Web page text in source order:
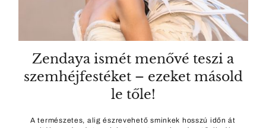
Zendaya ismét menővé teszi a
szemhéjfestéket – ezeket másold
le tőle!
A természetes, alig észrevehető sminkek hosszú időn át